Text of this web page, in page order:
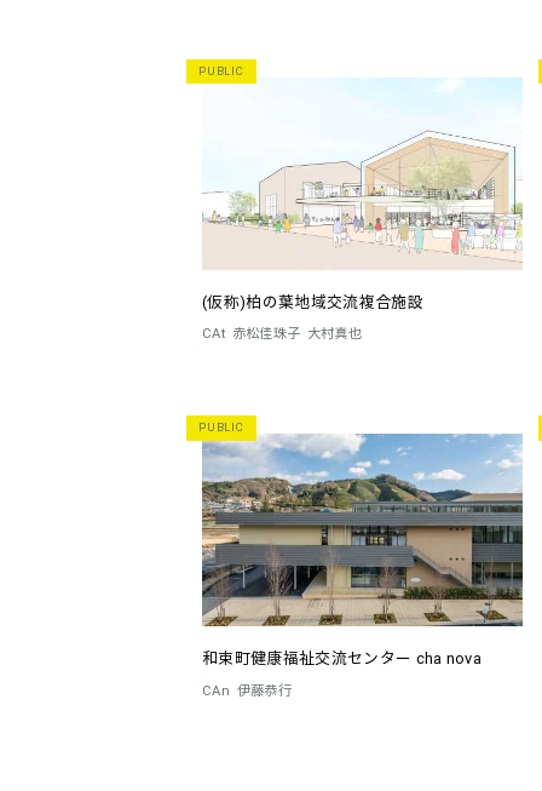
PUBLIC
(仮称)柏の葉地域交流複合施設
CAt 赤松佳珠子 大村真也
PUBLIC
和束町健康福祉交流センター cha nova
CAn 伊藤恭行